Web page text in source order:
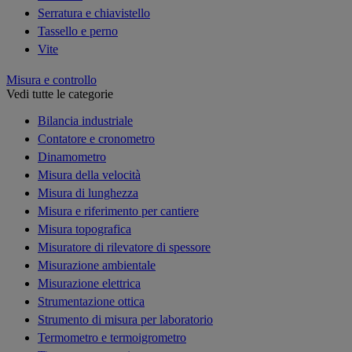
Serratura e chiavistello
Tassello e perno
Vite
Misura e controllo
Vedi tutte le categorie
Bilancia industriale
Contatore e cronometro
Dinamometro
Misura della velocità
Misura di lunghezza
Misura e riferimento per cantiere
Misura topografica
Misuratore di rilevatore di spessore
Misurazione ambientale
Misurazione elettrica
Strumentazione ottica
Strumento di misura per laboratorio
Termometro e termoigrometro